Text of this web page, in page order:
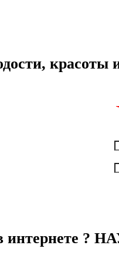
в интернете